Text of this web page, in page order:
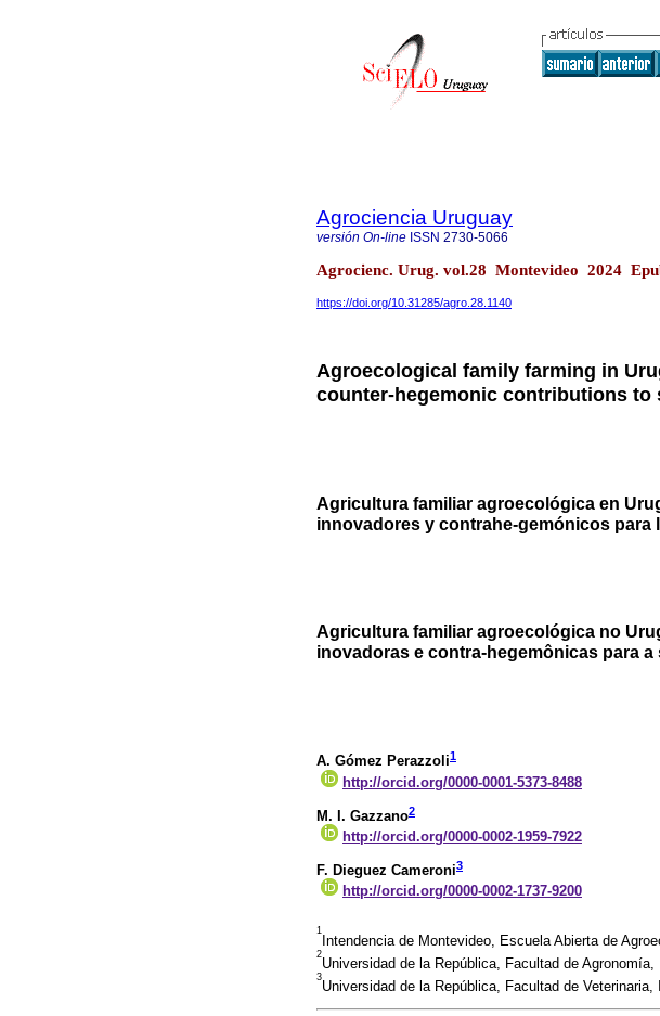
Agrociencia Uruguay
versión On-line ISSN 2730-5066
Agrocienc. Urug. vol.28 Montevideo 2024
https://doi.org/10.31285/agro.28.1140
Agroecological family farming in
counter-hegemonic contributions to
Agricultura familiar agroecológica en
innovadores y contrahe-gemónicos para
Agricultura familiar agroecológica no
inovadoras e contra-hegemônicas para
A. Gómez Perazzoli1
http://orcid.org/0000-0001-5373-8488
M. I. Gazzano2
http://orcid.org/0000-0002-1959-7922
F. Dieguez Cameroni3
http://orcid.org/0000-0002-1737-9200
1
Intendencia de Montevideo, Escuela Abierta de
2
Universidad de la República, Facultad de
3
Universidad de la República, Facultad de Veterinaria,